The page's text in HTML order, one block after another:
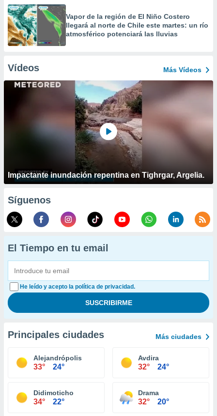
Vapor de la región de El Niño Costero
llegará al norte de Chile este martes: un río
atmosférico potenciará las lluvias
Vídeos Más Vídeos
Impactante inundación repentina en Tighrgar, Argelia.
Síguenos
El Tiempo en tu email
He leído y acepto la política de privacidad.
Principales ciudades Más ciudades
Alejandrópolis
33° 24°
Avdira
32° 24°
Didimoticho
34° 22°
Drama
32° 20°